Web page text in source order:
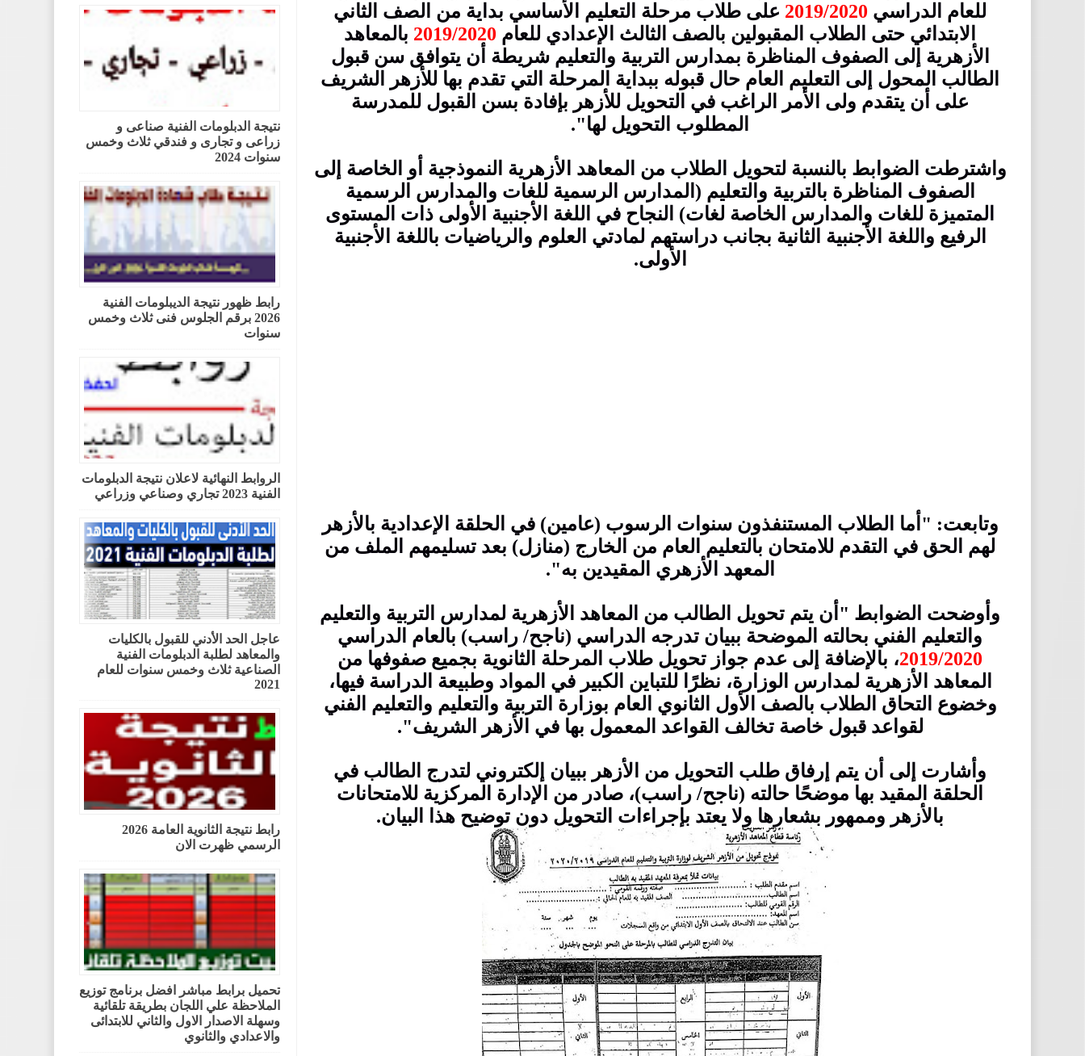
للعام الدراسي 2019/2020 على طلاب مرحلة التعليم الأساسي بداية من الصف الثاني
الابتدائي حتى الطلاب المقبولين بالصف الثالث الإعدادي للعام 2019/2020 بالمعاهد
الأزهرية إلى الصفوف المناظرة بمدارس التربية والتعليم شريطة أن يتوافق سن قبول
الطالب المحول إلى التعليم العام حال قبوله ببداية المرحلة التي تقدم بها للأزهر الشريف
على أن يتقدم ولى الأمر الراغب في التحويل للأزهر بإفادة بسن القبول للمدرسة
المطلوب التحويل لها".
واشترطت الضوابط بالنسبة لتحويل الطلاب من المعاهد الأزهرية النموذجية أو الخاصة إلى
الصفوف المناظرة بالتربية والتعليم (المدارس الرسمية للغات والمدارس الرسمية
المتميزة للغات والمدارس الخاصة لغات) النجاح في اللغة الأجنبية الأولى ذات المستوى
الرفيع واللغة الأجنبية الثانية بجانب دراستهم لمادتي العلوم والرياضيات باللغة الأجنبية
الأولى.
وتابعت: "أما الطلاب المستنفذون سنوات الرسوب (عامين) في الحلقة الإعدادية بالأزهر
لهم الحق في التقدم للامتحان بالتعليم العام من الخارج (منازل) بعد تسليمهم الملف من
المعهد الأزهري المقيدين به".
وأوضحت الضوابط "أن يتم تحويل الطالب من المعاهد الأزهرية لمدارس التربية والتعليم
والتعليم الفني بحالته الموضحة ببيان تدرجه الدراسي (ناجح/ راسب) بالعام الدراسي
2019/2020، بالإضافة إلى عدم جواز تحويل طلاب المرحلة الثانوية بجميع صفوفها من
المعاهد الأزهرية لمدارس الوزارة، نظرًا للتباين الكبير في المواد وطبيعة الدراسة فيها،
وخضوع التحاق الطلاب بالصف الأول الثانوي العام بوزارة التربية والتعليم والتعليم الفني
لقواعد قبول خاصة تخالف القواعد المعمول بها في الأزهر الشريف".
وأشارت إلى أن يتم إرفاق طلب التحويل من الأزهر ببيان إلكتروني لتدرج الطالب في
الحلقة المقيد بها موضحًا حالته (ناجح/ راسب)، صادر من الإدارة المركزية للامتحانات
بالأزهر وممهور بشعارها ولا يعتد بإجراءات التحويل دون توضيح هذا البيان.
نتيجة الدبلومات الفنية صناعى و
زراعى و تجارى و فندقي ثلاث وخمس
سنوات 2024
رابط ظهور نتيجة الديبلومات الفنية
2026 برقم الجلوس فنى ثلاث وخمس
سنوات
الروابط النهائية لاعلان نتيجة الدبلومات
الفنية 2023 تجاري وصناعي وزراعي
عاجل الحد الأدني للقبول بالكليات
والمعاهد لطلبة الدبلومات الفنية
الصناعية ثلاث وخمس سنوات للعام
2021
رابط نتيجة الثانوية العامة 2026
الرسمي ظهرت الان
تحميل برابط مباشر افضل برنامج توزيع
الملاحظة علي اللجان بطريقة تلقائية
وسهلة الاصدار الاول والثاني للابتدائى
والاعدادي والثانوي